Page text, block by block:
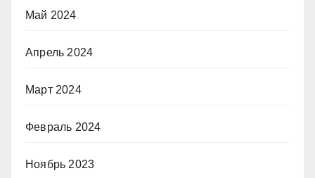
Май 2024
Апрель 2024
Март 2024
Февраль 2024
Ноябрь 2023